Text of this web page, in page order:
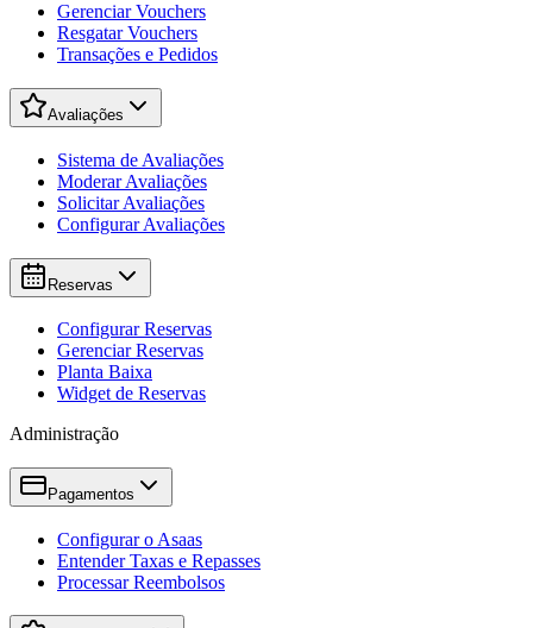
Gerenciar Vouchers
Resgatar Vouchers
Transações e Pedidos
Avaliações
Sistema de Avaliações
Moderar Avaliações
Solicitar Avaliações
Configurar Avaliações
Reservas
Configurar Reservas
Gerenciar Reservas
Planta Baixa
Widget de Reservas
Administração
Pagamentos
Configurar o Asaas
Entender Taxas e Repasses
Processar Reembolsos